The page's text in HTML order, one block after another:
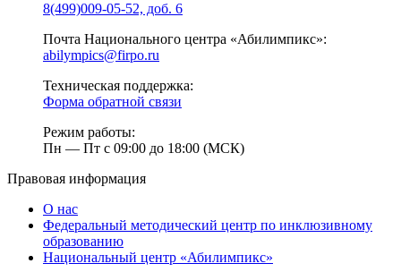
8(499)009-05-52, доб. 6
Почта Национального центра «Абилимпикс»:
abilympics@firpo.ru
Техническая поддержка:
Форма обратной связи
Режим работы:
Пн — Пт с 09:00 до 18:00 (МСК)
Правовая информация
О нас
Федеральный методический центр по инклюзивному
образованию
Национальный центр «Абилимпикс»